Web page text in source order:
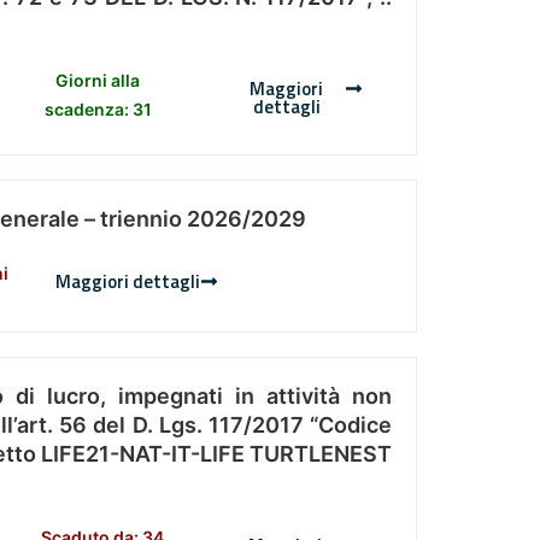
Giorni alla
scadenza: 31
Maggiori
dettagli
– triennio 2026/2029
Maggiori dettagli
di lucro, impegnati in attività non
56 del D. Lgs. 117/2017 “Codice
LIFE21-NAT-IT-LIFE TURTLENEST